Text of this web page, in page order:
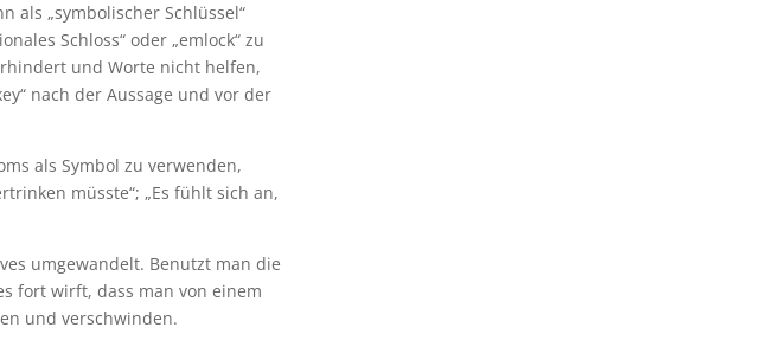
als „symbolischer Schlüssel“
Schloss“ oder „emlock“ zu
und Worte nicht helfen,
nach der Aussage und vor der
als Symbol zu verwenden,
müsste“; „Es fühlt sich an,
umgewandelt. Benutzt man die
fort wirft, dass man von einem
und verschwinden.